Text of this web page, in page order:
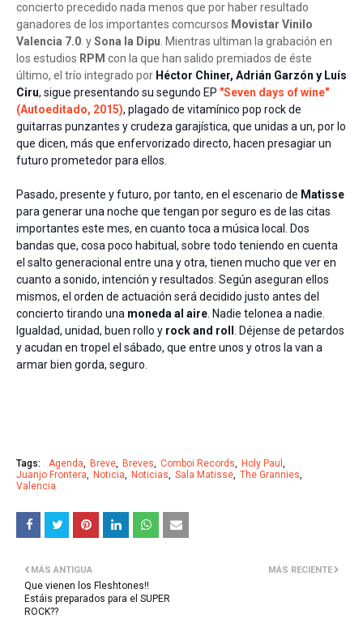
concierto precedido nada menos que por haber resultado
ganadores de los importantes comcursos Movistar Vinilo
Valencia 7.0. ySona la Dipu. Mientras ultiman la grabación en
los estudios RPM con la que han salido premiados de éste
último, el trío integrado por Héctor Chiner, Adrián Garzón y Luís
Ciru, sigue presentando su segundo EP "Seven days of wine"
(Autoeditado, 2015), plagado de vitamínico pop rock de
guitarras punzantes y crudeza garajística, que unidas a un, por lo
que dicen, más que enfervorizado directo, hacen presagiar un
futuro prometedor para ellos.
Pasado, presente y futuro, por tanto, en el escenario de Matisse
para generar una noche que tengan por seguro es de las citas
importantes este mes, en cuanto toca a música local. Dos
bandas que, cosa poco habitual, sobre todo teniendo en cuenta
el salto generacional entre una y otra, tienen mucho que ver en
cuanto a sonido, intención y resultados. Según aseguran ellos
mismos, el orden de actuación será decidido justo antes del
concierto tirando una moneda al aire. Nadie telonea a nadie.
Igualdad, unidad, buen rollo y rock and roll . Déjense de petardos
y acudan en tropel el sábado, que entre unos y otros la van a
armar bien gorda, seguro.
Tags: Agenda Breve Breves Comboi Records
Holy Paul
Juanjo Frontera
Noticia Noticias Sala Matisse The Grannies
Valencia
MÁS RECIENTE
MÁS ANTIGUA
Que vienen los Fleshtones!!
Estáis preparados para el SUPER
ROCK??